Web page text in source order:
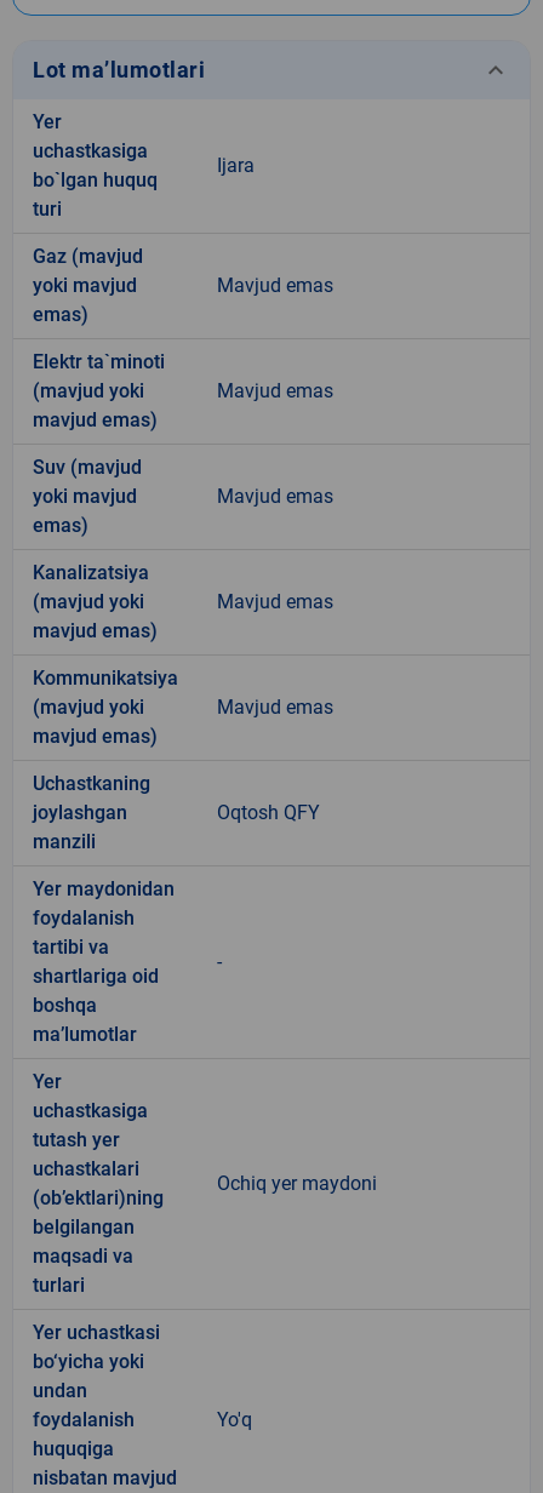
Lot ma’lumotlari keyboard_arrow_down
Yer
uchastkasiga
bo`lgan huquq
turi
Ijara
Gaz (mavjud
yoki mavjud
emas)
Mavjud emas
Elektr ta`minoti
(mavjud yoki
mavjud emas)
Mavjud emas
Suv (mavjud
yoki mavjud
emas)
Mavjud emas
Kanalizatsiya
(mavjud yoki
mavjud emas)
Mavjud emas
Kommunikatsiya
(mavjud yoki
mavjud emas)
Mavjud emas
Uchastkaning
joylashgan
manzili
Oqtosh QFY
Yer maydonidan
foydalanish
tartibi va
shartlariga oid
boshqa
ma’lumotlar
-
Yer
uchastkasiga
tutash yer
uchastkalari
(ob’ektlari)ning
belgilangan
maqsadi va
turlari
Ochiq yer maydoni
Yer uchastkasi
bo‘yicha yoki
undan
foydalanish
huquqiga
nisbatan mavjud
Yo'q